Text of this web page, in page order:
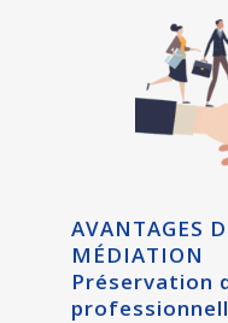
AVANTAGES
MÉDIATION
Préservation